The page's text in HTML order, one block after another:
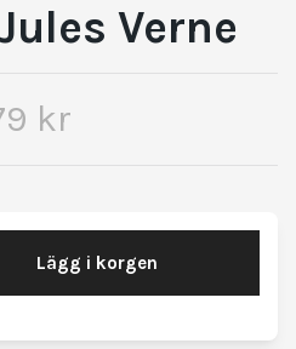
Verne
kr
Lägg i korgen